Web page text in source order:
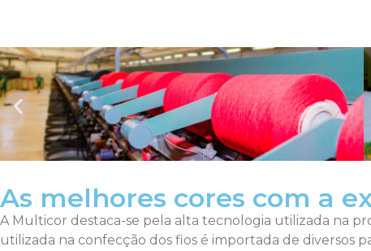
As melhores cores com a
A Multicor destaca-se pela alta tecnologia utilizada na
utilizada na confecção dos fios é importada de